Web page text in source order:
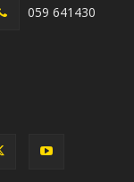
059 641430